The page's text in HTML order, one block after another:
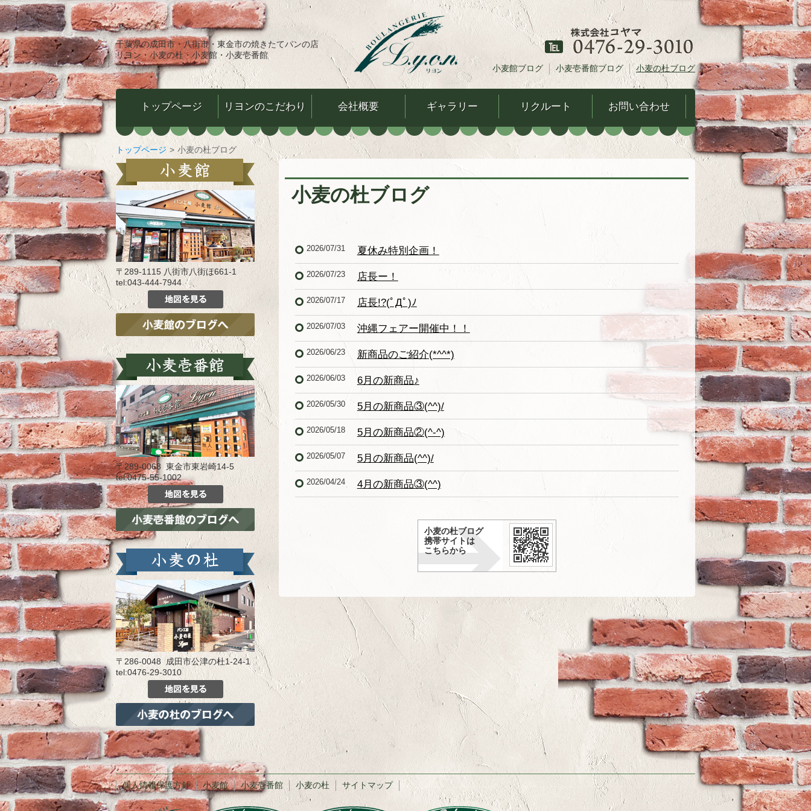
千葉県の成田市・八街市・東金市の焼きたてパンの店
リヨン・小麦の杜・小麦館・小麦壱番館
小麦の杜ブログ
小麦壱番館ブログ
小麦館ブログ
トップページ リヨンのこだわり 会社概要 ギャラリー リクルート お問い合わせ
トップページ > 小麦の杜ブログ
〒289-1115 八街市八街ほ661-1
tel:043-444-7944
〒289-0068 東金市東岩崎14-5
tel:0475-55-1002
〒286-0048 成田市公津の杜1-24-1
tel:0476-29-3010
小麦の杜ブログ
2026/07/31 夏休み特別企画！
2026/07/23 店長ー！
2026/07/17 店長!?(ﾟДﾟ)ﾉ
2026/07/03 沖縄フェアー開催中！！
2026/06/23 新商品のご紹介(*^^*)
2026/06/03 6月の新商品♪
2026/05/30 5月の新商品③(^^)/
2026/05/18 5月の新商品②(^-^)
2026/05/07 5月の新商品(^^)/
2026/04/24 4月の新商品③(^^)
小麦の杜ブログ
携帯サイトは
こちらから
個人情報保護方針 小麦館 小麦壱番館 小麦の杜 サイトマップ